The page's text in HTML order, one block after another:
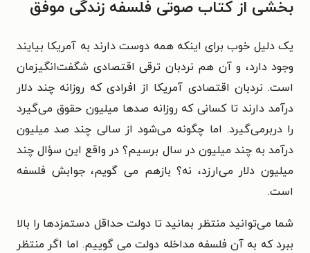
بخشی از کتاب صوتی فلسفه زندگی موفق
یک دلیل خوب برای اینکه همه دوست دارند به آمریکا بیایند
وجود دارد، و آن هم نردبان ترقی اقتصادی شگفت‌انگیزمان
است. نردبان اقتصادی آمریکا از افرادی که روزانه چند دلار
درآمد دارند تا کسانی که روزانه صدها میلیون حقوق می‌گیرد
را دربرمی‌گیرد. اما چگونه می‌شود از سالی چند صد میلیون
درآمد به چند میلیون در سال برسیم؟ در واقع این سؤال چند
میلیون دلار می‌ارزد، نه؟ بازهم می گویم، جوابش فلسفه
است.
شما می‌توانید منتظر بمانید تا دولت حداقل دستمزدها را بالا
ببرد که به آن فلسفه مداخله دولت می گوییم. اما اگر منتظر